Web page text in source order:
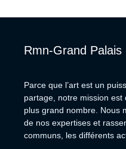
Rmn-Grand Palais
Parce que l’art est un
partage, notre mission
plus grand nombre. Nous
de nos expertises et
communs, les différents